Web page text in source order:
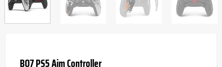
BO7 PS5 Aim Controller